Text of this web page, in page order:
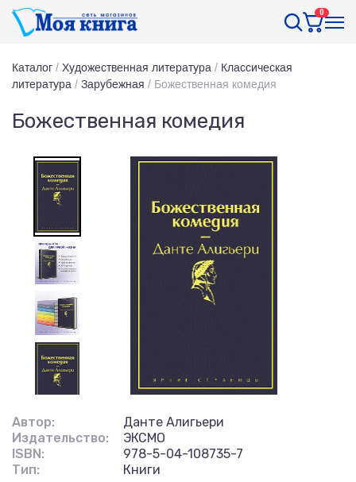
0
Каталог / Художественная литература / Классическая
литература / Зарубежная / Божественная комедия
Божественная комедия
Автор:
Данте Алигьери
Издательство:
ЭКСМО
ISBN:
978-5-04-108735-7
Тип:
Книги